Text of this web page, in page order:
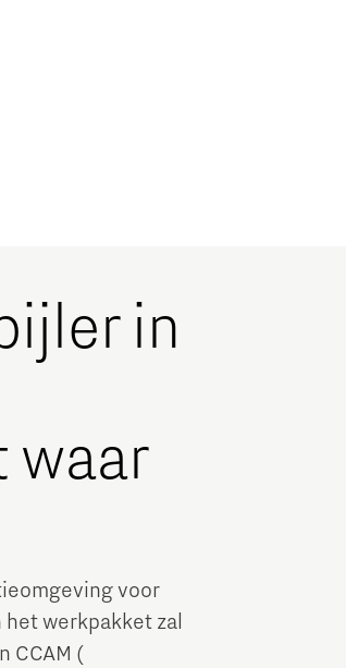
in
waar
voor
werkpakket zal
CCAM (